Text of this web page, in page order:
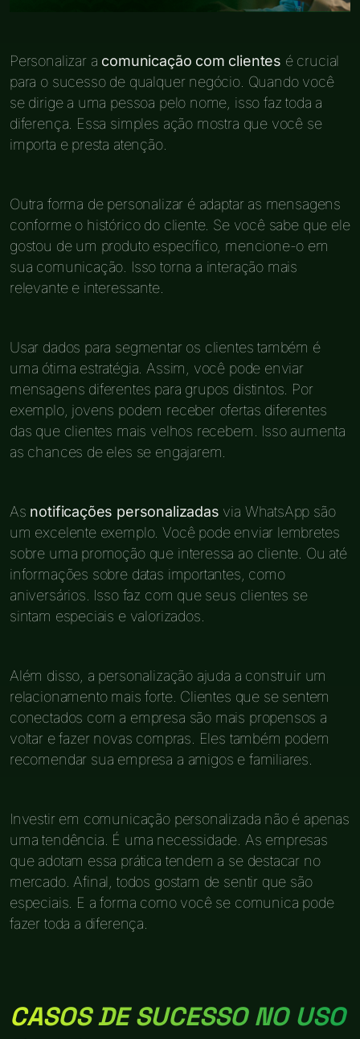
Personalizar a comunicação com clientes é crucial
para o sucesso de qualquer negócio. Quando você
se dirige a uma pessoa pelo nome, isso faz toda a
diferença. Essa simples ação mostra que você se
importa e presta atenção.
Outra forma de personalizar é adaptar as mensagens
conforme o histórico do cliente. Se você sabe que ele
gostou de um produto específico, mencione-o em
sua comunicação. Isso torna a interação mais
relevante e interessante.
Usar dados para segmentar os clientes também é
uma ótima estratégia. Assim, você pode enviar
mensagens diferentes para grupos distintos. Por
exemplo, jovens podem receber ofertas diferentes
das que clientes mais velhos recebem. Isso aumenta
as chances de eles se engajarem.
As notificações personalizadas via WhatsApp são
um excelente exemplo. Você pode enviar lembretes
sobre uma promoção que interessa ao cliente. Ou até
informações sobre datas importantes, como
aniversários. Isso faz com que seus clientes se
sintam especiais e valorizados.
Além disso, a personalização ajuda a construir um
relacionamento mais forte. Clientes que se sentem
conectados com a empresa são mais propensos a
voltar e fazer novas compras. Eles também podem
recomendar sua empresa a amigos e familiares.
Investir em comunicação personalizada não é apenas
uma tendência. É uma necessidade. As empresas
que adotam essa prática tendem a se destacar no
mercado. Afinal, todos gostam de sentir que são
especiais. E a forma como você se comunica pode
fazer toda a diferença.
CASOS DE SUCESSO NO USO